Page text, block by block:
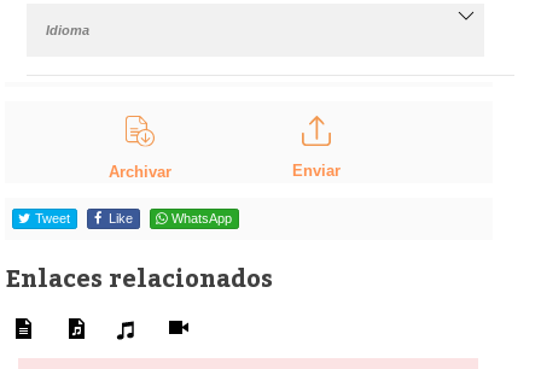
Idioma
Archivar Enviar
Tweet Like WhatsApp
Enlaces relacionados